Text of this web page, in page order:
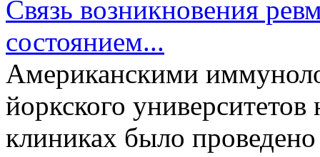
Связь возникновения
состоянием...
Американскими
йоркского
клиниках было